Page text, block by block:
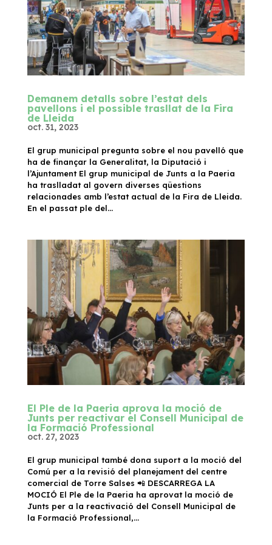
Demanem detalls sobre l’estat dels
pavellons i el possible trasllat de la Fira
de Lleida
oct. 31, 2023
El grup municipal pregunta sobre el nou pavelló que
ha de finançar la Generalitat, la Diputació i
l’Ajuntament El grup municipal de Junts a la Paeria
ha traslladat al govern diverses qüestions
relacionades amb l’estat actual de la Fira de Lleida.
En el passat ple del...
El Ple de la Paeria aprova la moció de
Junts per reactivar el Consell Municipal de
la Formació Professional
oct. 27, 2023
El grup municipal també dona suport a la moció del
Comú per a la revisió del planejament del centre
comercial de Torre Salses 📲 DESCARREGA LA
MOCIÓ El Ple de la Paeria ha aprovat la moció de
Junts per a la reactivació del Consell Municipal de
la Formació Professional,...